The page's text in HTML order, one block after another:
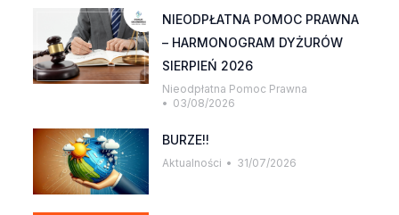
NIEODPŁATNA POMOC PRAWNA
– HARMONOGRAM DYŻURÓW
SIERPIEŃ 2026
Nieodpłatna Pomoc Prawna
03/08/2026
BURZE!!
Aktualności 31/07/2026